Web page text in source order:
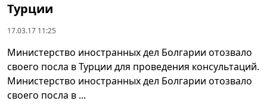
Турции
17.03.17 11:25
Министерство иностранных дел Болгарии отозвало
своего посла в Турции для проведения консультаций.
Министерство иностранных дел Болгарии отозвало
своего посла в ...